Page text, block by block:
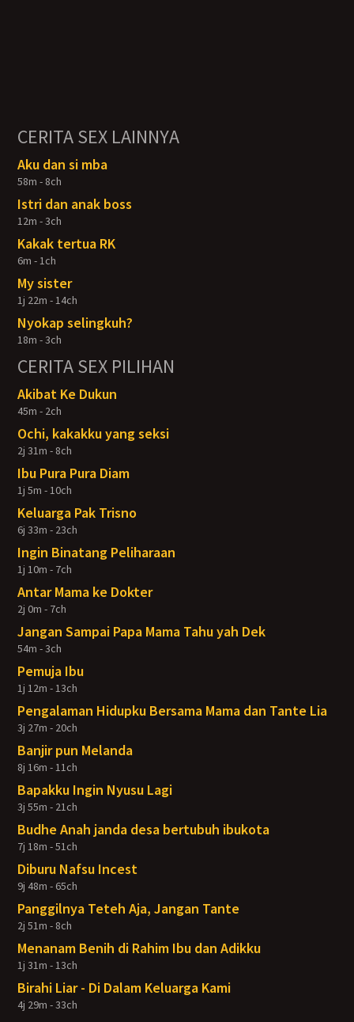
CERITA SEX LAINNYA
Aku dan si mba
58m - 8ch
Istri dan anak boss
12m - 3ch
Kakak tertua RK
6m - 1ch
My sister
1j 22m - 14ch
Nyokap selingkuh?
18m - 3ch
CERITA SEX PILIHAN
Akibat Ke Dukun
45m - 2ch
Ochi, kakakku yang seksi
2j 31m - 8ch
Ibu Pura Pura Diam
1j 5m - 10ch
Keluarga Pak Trisno
6j 33m - 23ch
Ingin Binatang Peliharaan
1j 10m - 7ch
Antar Mama ke Dokter
2j 0m - 7ch
Jangan Sampai Papa Mama Tahu yah Dek
54m - 3ch
Pemuja Ibu
1j 12m - 13ch
Pengalaman Hidupku Bersama Mama dan Tante Lia
3j 27m - 20ch
Banjir pun Melanda
8j 16m - 11ch
Bapakku Ingin Nyusu Lagi
3j 55m - 21ch
Budhe Anah janda desa bertubuh ibukota
7j 18m - 51ch
Diburu Nafsu Incest
9j 48m - 65ch
Panggilnya Teteh Aja, Jangan Tante
2j 51m - 8ch
Menanam Benih di Rahim Ibu dan Adikku
1j 31m - 13ch
Birahi Liar - Di Dalam Keluarga Kami
4j 29m - 33ch